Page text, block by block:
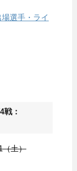
選手・ライ
戦：
（土）